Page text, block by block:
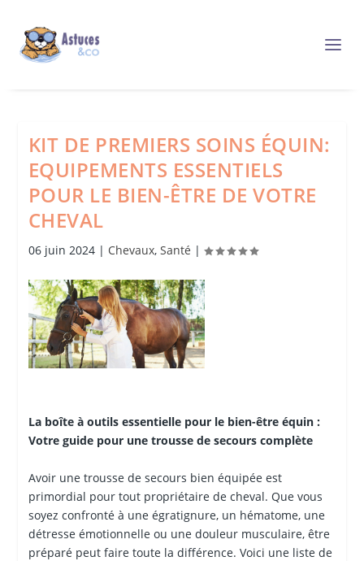
KIT DE PREMIERS SOINS ÉQUIN:
EQUIPEMENTS ESSENTIELS
POUR LE BIEN-ÊTRE DE VOTRE
CHEVAL
06 juin 2024| Chevaux, Santé |
La boîte à outils essentielle pour le bien-être équin :
Votre guide pour une trousse de secours complète
Avoir une trousse de secours bien équipée est
primordial pour tout propriétaire de cheval. Que vous
soyez confronté à une égratignure, un hématome, une
détresse émotionnelle ou une douleur musculaire, être
préparé peut faire toute la différence. Voici une liste de